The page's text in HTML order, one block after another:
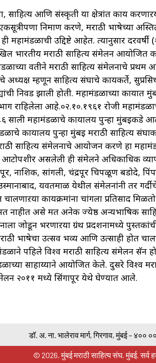
साहित्य आणि संस्कृती या क्षेत्रांत कार्य
निर्माण करणे, मराठी भाषेच्या
महामंडळाची उद्दिष्टे आहेत. त्यानुसार
भारतीय मराठी साहित्य संमेलन आयोजित
वतीने मराठी साहित्य संमेलनाचे प्रथम
अध्यक्ष म्हणून साहित्य संघाचे कार्यकर्ते,
निवड झाली होती. महामंडळाच्या कार्यात
राहिलेला आहे.०२.१०.१९६१ रोजी
साली महामंडळाचे कार्यालय पुन्हा
कार्यालय पुन्हा मुंबई मराठी साहित्य
साहित्य संमेलनाचे आयोजन करणे हा
आटोपशीर असलेली ही संमेलने अधिकाधिक
नाशिक, सांगली, चंद्रपूर चिपळूण बडोदे,
यवतमाळ येथील संमेलनांनी तर
कार्यक्रमांना चांगला प्रतिसाद
नाहीत असे मत अनेक ज्येष्ठ अन्यभाषिक
जोडून भरणाऱया ग्रंथ प्रदर्शनामध्ये पुस्तकांची
भाषेचा उत्सव भव्य आणि उत्साही होत
पहिले विश्व मराठी साहित्य संमेलन सॅन
साहाय्याने आयोजित केले. दुसरे विश्व
२०११ मध्ये सिंगापूर येथे घेण्यात आले.
डॉ. अ. ना. भालेराव मार्ग, गिरगाव, मुंबई – ४००
© 2026. मुंबई मराठी साहित्य संघ. मुंबई. सर्व